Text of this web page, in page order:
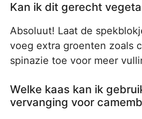
Kan ik dit gerecht
Absoluut! Laat de
voeg extra groenten zoals
spinazie toe voor meer
Welke kaas kan ik
vervanging voor